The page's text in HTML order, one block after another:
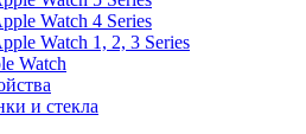
Watch 4 Series
Watch 1, 2, 3 Series
Watch
и стекла